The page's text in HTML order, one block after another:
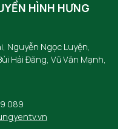
HÌNH HƯNG
Nguyễn Ngọc Luyện,
Hải Đăng, Vũ Văn Mạnh,
089